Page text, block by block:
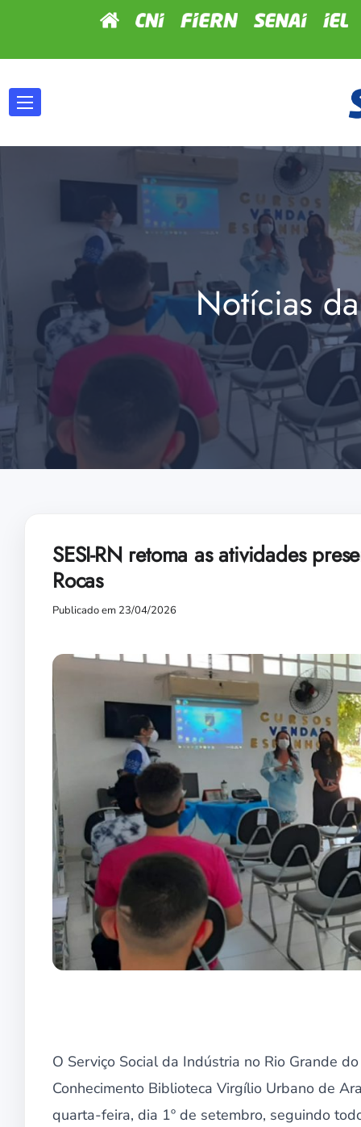
Notícias
SESI-RN retoma as atividades
Rocas
Publicado em 23/04/2026
O Serviço Social da Indústria no Rio Grande
Conhecimento Biblioteca Virgílio Urbano de
quarta-feira, dia 1º de setembro, seguindo